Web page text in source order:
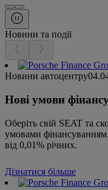
Новини та події
Новини автоцентру
Нові умови
Оберіть свій SEAT та
умовами
від 0,01% річних.
Дізнатися більше